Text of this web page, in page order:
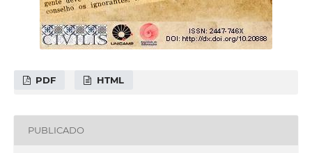
PDF HTML
PUBLICADO